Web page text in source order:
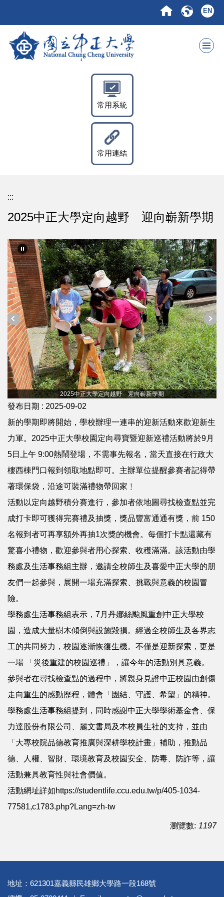
要
EN
常用系統
常用連結
:::
2025中正大學定向越野 迎向嶄新學期
2025中正大學定向越野 迎向嶄新學期
發布日期 : 2025-09-02
新的學期即將開始，學校辦理一連串的迎新活動來歡迎新生
力軍。2025中正大學校園定向尋寶暨迎新巡禮活動將於9月
5日上午 9:00熱鬧登場，不需事先報名，當天直接在行政大
樓西棟門口報到領取地點即可。主辦單位提醒參賽者記得帶
著環保袋，沿途可裝滿禮物帶回家﹗
活動以定向越野積分賽進行，參加者依地圖尋找檢查點並完
成打卡即可獲得完賽禮及抽獎，獎品豐富通通有獎，前 150
名報到者可再享額外再抽1次獎的機會。每個打卡點還藏有
驚喜小禮物，歡迎參與者用心探索、收穫滿滿。該活動由學
務處及生活事務組主辦，邀請全校師生及喜愛中正大學的朋
友們一起參與，展開一場充滿探索、挑戰與意義的校園冒
險。
學務處生活事務組表示，7月丹娜絲颱風重創中正大學校
園，造成大量樹木傾倒與設施毀損。經過全校師生及各界志
工的共同努力，校園逐漸恢復生機。不僅是迎新探索，更是
一場 「災後重建的校園巡禮」，讓今年的活動別具意義。
參與者在尋找檢查點的過程中，將親身見證中正校園由創傷
走向重生的感動歷程，體會「團結、守護、希望」的精神。
學務處生活事務組提到，同時感謝中正大學學術基金會、保
力達股份有限公司、麗文書局及本校員生社的支持，並由
「大專校院品德教育推廣與深耕學校計畫」補助，推動品
德、人權、智財、環境教育及校園安全、防毒、防詐等，讓
活動兼具教育性與社會價值。
活動網址詳如https://studentlife.ccu.edu.tw/p/405-1034-
77581,c1783.php?Lang=zh-tw
瀏覽數: 1197
地址：621301嘉義縣民雄鄉大學路一段168號